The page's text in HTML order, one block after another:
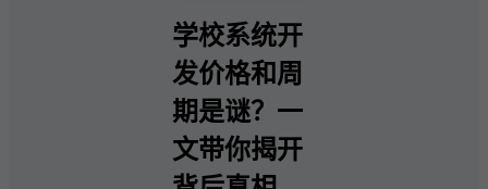
学校系统开
发价格和周
期是谜？一
文带你揭开